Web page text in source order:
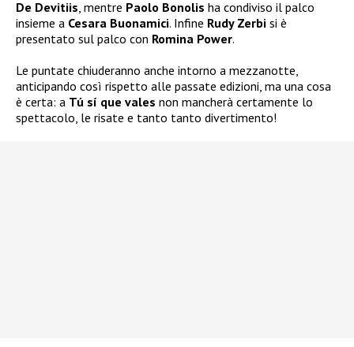
De Devitiis, mentre Paolo Bonolis ha condiviso il palco
insieme a Cesara Buonamici. Infine Rudy Zerbi si è
presentato sul palco con Romina Power.
Le puntate chiuderanno anche intorno a mezzanotte,
anticipando così rispetto alle passate edizioni, ma una cosa
è certa: a Tú sí que vales non mancherà certamente lo
spettacolo, le risate e tanto tanto divertimento!